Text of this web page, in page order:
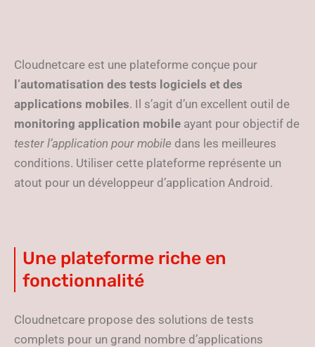
Cloudnetcare est une plateforme conçue pour
l’automatisation des tests logiciels et des
applications mobiles. Il s’agit d’un excellent outil de
monitoring application mobile ayant pour objectif de
tester l’application pour mobile dans les meilleures
conditions. Utiliser cette plateforme représente un
atout pour un développeur d’application Android.
Une plateforme riche en
fonctionnalité
Cloudnetcare propose des solutions de tests
complets pour un grand nombre d’applications